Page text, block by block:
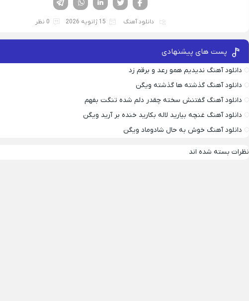
دانلود آهنگ 15 ژانویه 2026 0 نظر
پست های پیشنهادی
دانلود آهنگ ندیدیم همو رعد و برقم زد
دانلود آهنگ گذشته ها گذشته ویگن
دانلود آهنگ گفتنش سخته چقدر دلم شده تنگت بفهم
دانلود آهنگ غنچه بیارید لاله بکارید خنده بر آرید ویگن
دانلود آهنگ خوش به حال شادوماد ویگن
نظرات بسته شده اند